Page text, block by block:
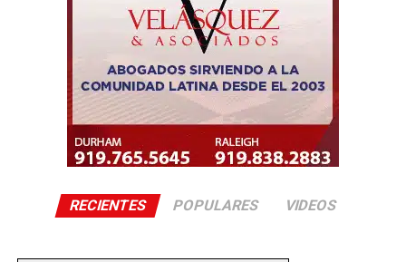
RECIENTES POPULARES VIDEOS